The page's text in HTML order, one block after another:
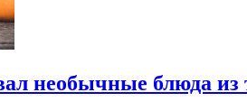
необычные блюда